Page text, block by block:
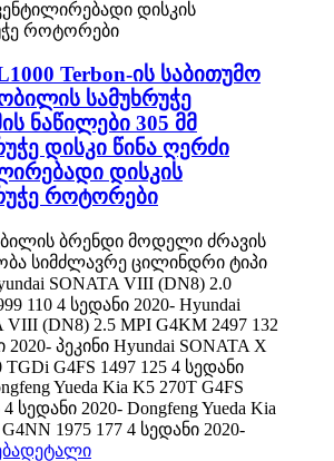
Terbon-ის საბითუმო
სამუხრუჭე
ნაწილები 305 მმ
დისკი წინა ღერძი
დისკის
როტორები
ბრენდი მოდელი ძრავის
სიმძლავრე ცილინდრი ტიპი
SONATA VIII (DN8) 2.0
110 4 სედანი 2020- Hyundai
VIII (DN8) 2.5 MPI G4KM 2497 132
2020- პეკინი Hyundai SONATA X
TGDi G4FS 1497 125 4 სედანი
Yueda Kia K5 270T G4FS
4 სედანი 2020- Dongfeng Yueda Kia
1975 177 4 სედანი 2020-
დეტალი